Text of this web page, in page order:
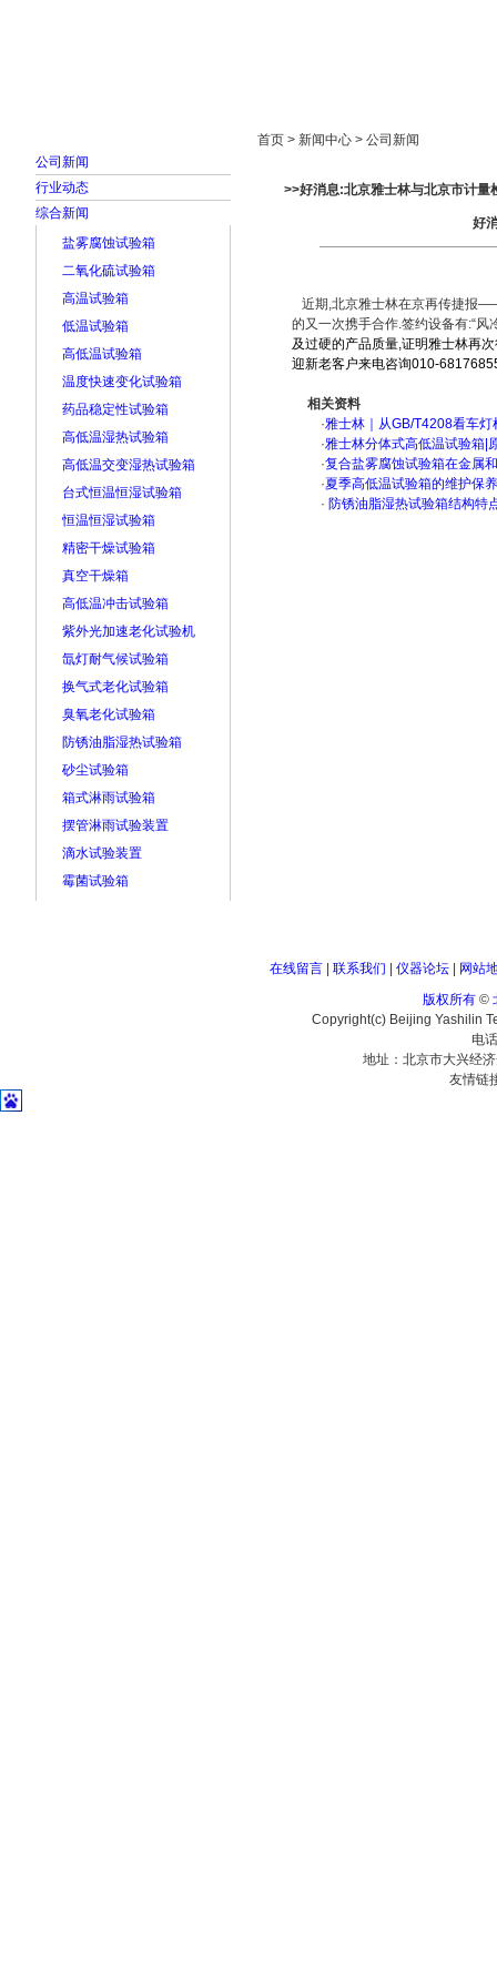
公司新闻
行业动态
综合新闻
盐雾腐蚀试验箱
二氧化硫试验箱
高温试验箱
低温试验箱
高低温试验箱
温度快速变化试验箱
药品稳定性试验箱
高低温湿热试验箱
高低温交变湿热试验箱
台式恒温恒湿试验箱
恒温恒湿试验箱
精密干燥试验箱
真空干燥箱
高低温冲击试验箱
紫外光加速老化试验机
氙灯耐气候试验箱
换气式老化试验箱
臭氧老化试验箱
防锈油脂湿热试验箱
砂尘试验箱
箱式淋雨试验箱
摆管淋雨试验装置
滴水试验装置
霉菌试验箱
首页 > 新闻中心 > 公司新闻
>>好消息:北京雅士林与北京市计量
好
近期,北京雅士林在京再传捷报
的又一次携手合作.签约设备有:“
及过硬的产品质量,证明雅士林再
迎新老客户来电咨询010-
相关资料
·雅士林｜从GB/T4208看车
·雅士林分体式高低温试验箱|
·复合盐雾腐蚀试验箱在金属
·夏季高低温试验箱的维护保
· 防锈油脂湿热试验箱结构特
在线留言| 联系我们 仪器论坛|
网站
版权所有©
Copyright(c) Beijing Yashilin
电
地址：北京市大兴经
友情链